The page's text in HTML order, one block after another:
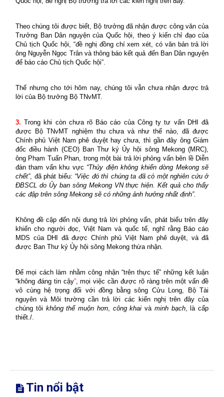
Theo chúng tôi được biết, Bộ trưởng đã nhận được công văn của
Trưởng Ban Dân nguyện của Quốc hội, theo ý kiến chỉ đạo của
Chủ tịch Quốc hội, “đề nghị đồng chí xem xét, có văn bản trả lời
ông Nguyễn Ngọc Trân và thông báo kết quả đến Ban Dân nguyện
để báo cáo Chủ tịch Quốc hội”.
Thế nhưng cho tới hôm nay, chúng tôi vẫn chưa nhận được trả
lời của Bộ trưởng Bộ TNvMT.
3. Trong khi còn chưa rõ Báo cáo của Công ty tư vấn DHI đã
được Bộ TNvMT nghiệm thu chưa và như thế nào, đã được
Chính phủ Việt Nam phê duyệt hay chưa, thì gần đây ông Giám
đốc điều hành (CEO) Ban Thư ký Ủy hội sông Mekong (MRC),
ông Phạm Tuấn Phan, trong một bài trả lời phỏng vấn bên lề Diễn
đàn tham vấn khu vực “Thủy điện không khiến dòng Mekong sẽ
chết”, đã phát biểu: “Việc đó thì chúng ta đã có một nghiên cứu ở
ĐBSCL do Ủy ban sông Mekong VN thực hiện. Kết quả cho thấy
các đập trên sông Mekong sẽ có những ảnh hưởng nhất định”.
Không đề cập đến nội dung trả lời phỏng vấn, phát biểu trên đây
khiến cho người đọc, Việt Nam và quốc tế, nghĩ rằng Báo cáo
MDS của DHI đã được Chính phủ Việt Nam phê duyệt, và đã
được Ban Thư ký Ủy hội sông Mekong thừa nhận.
Để mọi cách làm nhằm công nhận “trên thực tế” những kết luận
“không đáng tin cậy”, mọi việc cần được rõ ràng trên một vấn đề
vô cùng hệ trọng đối với đồng bằng sông Cửu Long, Bộ Tài
nguyên và Môi trường cần trả lời các kiến nghị trên đây của
chúng tôi không thể muộn hơn, công khai và minh bạch, là cấp
thiết./.
Tin nổi bật